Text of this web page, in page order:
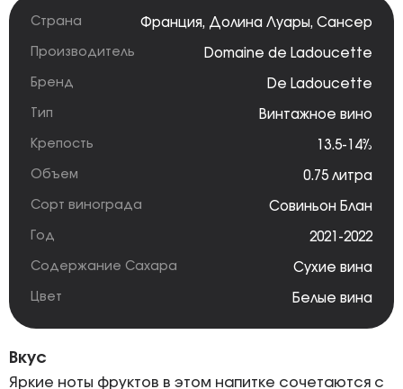
Страна Франция, Долина Луары, Сансер
Производитель Domaine de Ladoucette
Бренд De Ladoucette
Тип Винтажное вино
Крепость 13.5-14%
Объем 0.75 литра
Сорт винограда Совиньон Блан
Год 2021-2022
Содержание Сахара Сухие вина
Цвет Белые вина
Вкус
Яркие ноты фруктов в этом напитке сочетаются с